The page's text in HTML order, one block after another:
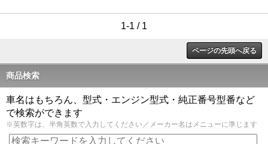
1-1 / 1
ページの先頭へ戻る
商品検索
車名はもちろん、型式・エンジン型式・純正番号型番など
で検索ができます
※英数字は、半角英数で入力してください／メーカー名はメニューに準じます